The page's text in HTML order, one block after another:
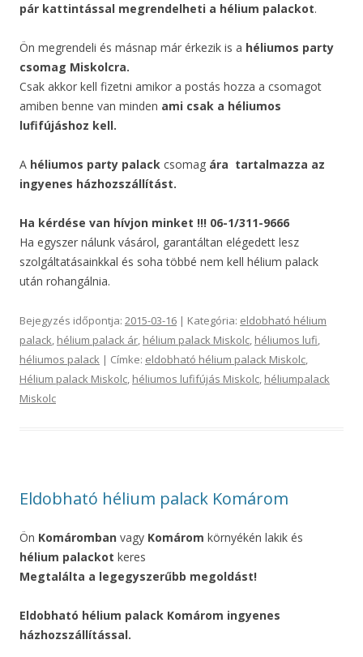
pár kattintással megrendelheti a hélium palackot.
Ön megrendeli és másnap már érkezik is a héliumos party
csomag Miskolcra.
Csak akkor kell fizetni amikor a postás hozza a csomagot
amiben benne van minden ami csak a héliumos
lufifújáshoz kell.
A héliumos party palack csomag ára tartalmazza az
ingyenes házhozszállítást.
Ha kérdése van hívjon minket !!! 06-1/311-9666
Ha egyszer nálunk vásárol, garantáltan elégedett lesz
szolgáltatásainkkal és soha többé nem kell hélium palack
után rohangálnia.
Bejegyzés időpontja: 2015-03-16 | Kategória: eldobható hélium
palack, hélium palack ár, hélium palack Miskolc, héliumos lufi,
héliumos palack | Címke: eldobható hélium palack Miskolc,
Hélium palack Miskolc, héliumos lufifújás Miskolc, héliumpalack
Miskolc
Eldobható hélium palack Komárom
Ön Komáromban vagy Komárom környékén lakik és
hélium palackot keres
Megtalálta a legegyszerűbb megoldást!
Eldobható hélium palack Komárom ingyenes
házhozszállítással.